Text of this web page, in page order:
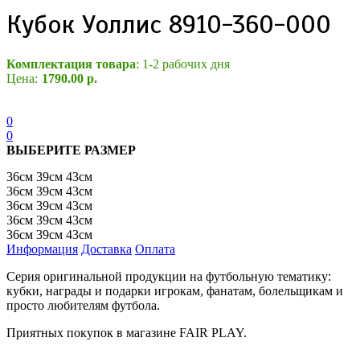
Кубок Уоллис 8910-360-000
Комплектация товара: 1-2 рабочих дня
Цена: 1790.00 р.
0
0
ВЫБЕРИТЕ РАЗМЕР
36см 39см 43см
36см 39см 43см
36см 39см 43см
36см 39см 43см
36см 39см 43см
Информация Доставка Оплата
Серия оригинальной продукции на футбольную тематику:
кубки, награды и подарки игрокам, фанатам, болельщикам и
просто любителям футбола.
Приятных покупок в магазине FAIR PLAY.